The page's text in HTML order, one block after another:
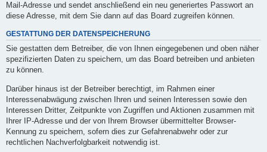
Mail-Adresse und sendet anschließend ein neu generiertes Passwort an
diese Adresse, mit dem Sie dann auf das Board zugreifen können.
GESTATTUNG DER DATENSPEICHERUNG
Sie gestatten dem Betreiber, die von Ihnen eingegebenen und oben näher
spezifizierten Daten zu speichern, um das Board betreiben und anbieten
zu können.
Darüber hinaus ist der Betreiber berechtigt, im Rahmen einer
Interessenabwägung zwischen Ihren und seinen Interessen sowie den
Interessen Dritter, Zeitpunkte von Zugriffen und Aktionen zusammen mit
Ihrer IP-Adresse und der von Ihrem Browser übermittelter Browser-
Kennung zu speichern, sofern dies zur Gefahrenabwehr oder zur
rechtlichen Nachverfolgbarkeit notwendig ist.